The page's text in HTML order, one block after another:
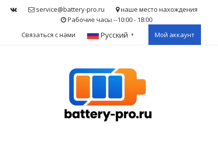
service@battery-pro.ru
наше место нахождения
Рабочие часы --10:00 - 18:00
Связаться с нами
Русский ▼ Мой аккаунт